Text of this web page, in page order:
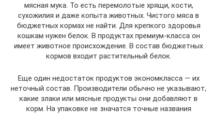
мясная мука. То есть перемолотые хрящи, кости,
сухожилия и даже копыта животных. Чистого мяса в
бюджетных кормах не найти. Для крепкого здоровья
кошкам нужен белок. В продуктах премиум-класса он
имеет животное происхождение. В состав бюджетных
кормов входит растительный белок.
Еще один недостаток продуктов экономкласса — их
неточный состав. Производители обычно не указывают,
какие злаки или мясные продукты они добавляют в
корм. На упаковке не значатся точные названия